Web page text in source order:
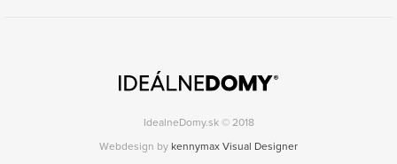
IdealneDomy.sk © 2018
Webdesign by kennymax Visual Designer